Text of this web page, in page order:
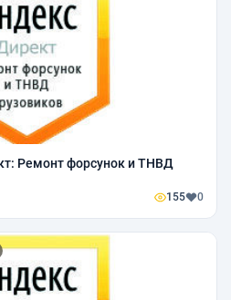
Ремонт форсунок и ТНВД
155 0